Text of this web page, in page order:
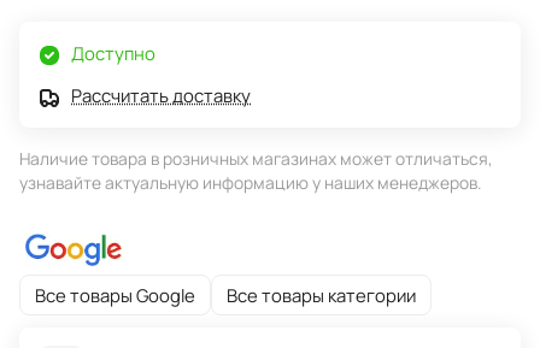
Доступно
Рассчитать доставку
Наличие товара в розничных магазинах может отличаться,
узнавайте актуальную информацию у наших менеджеров.
Все товары Google Все товары категории